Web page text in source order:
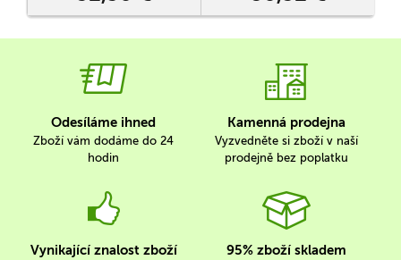
Odesíláme ihned
Zboží vám dodáme do 24
hodin
Kamenná prodejna
Vyzvedněte si zboží v naší
prodejně bez poplatku
Vynikající znalost zboží 95% zboží skladem